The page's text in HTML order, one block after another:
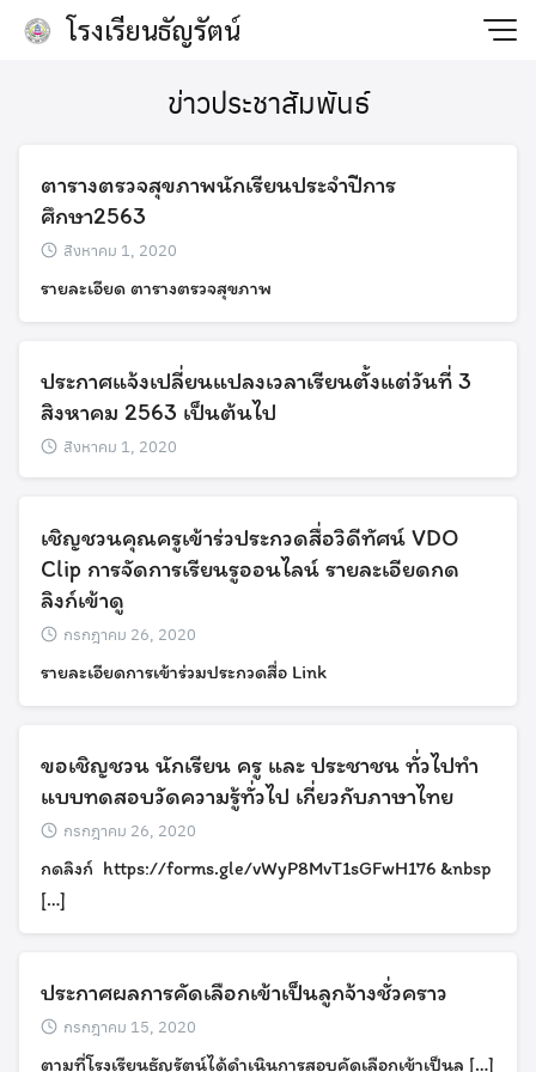
Skip
โรงเรียนธัญรัตน์
Search
Search
ข่าวประชาสัมพันธ์
ตารางตรวจสุขภาพนักเรียนประจำปีการ
ศึกษา2563
สิงหาคม 1, 2020
รายละเอียด ตารางตรวจสุขภาพ
ประกาศแจ้งเปลี่ยนแปลงเวลาเรียนตั้งแต่วันที่ 3
สิงหาคม 2563 เป็นต้นไป
สิงหาคม 1, 2020
เชิญชวนคุณครูเข้าร่วประกวดสื่อวิดีทัศน์ VDO
Clip การจัดการเรียนรูออนไลน์ รายละเอียดกด
ลิงก์เข้าดู
กรกฎาคม 26, 2020
รายละเอียดการเข้าร่วมประกวดสื่อ Link
ขอเชิญชวน นักเรียน ครู และ ประชาชน ทั่วไปทำ
แบบทดสอบวัดความรู้ทั่วไป เกี่ยวกับภาษาไทย
กรกฎาคม 26, 2020
กดลิงก์ https://forms.gle/vWyP8MvT1sGFwH176 &nbsp
[…]
ประกาศผลการคัดเลือกเข้าเป็นลูกจ้างชั่วคราว
กรกฎาคม 15, 2020
ตามที่โรงเรียนธัญรัตน์ได้ดำเนินการสอบคัดเลือกเข้าเป็นลู […]